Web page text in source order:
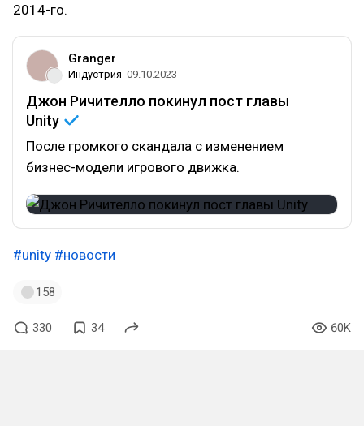
2014-го.
Granger
Индустрия 09.10.2023
Джон Ричителло покинул пост главы
Unity
После громкого скандала с изменением
бизнес-модели игрового движка.
#unity #новости
158
330 34 60K